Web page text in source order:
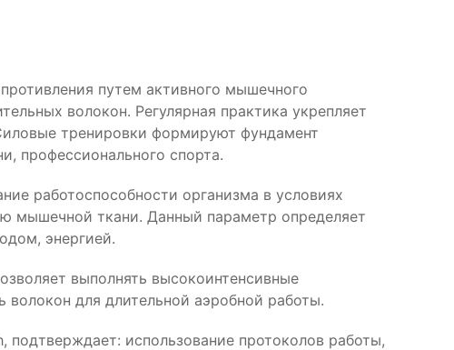
путем активного мышечного
волокон. Регулярная практика укрепляет
тренировки формируют фундамент
профессионального спорта.
работоспособности организма в условиях
мышечной ткани. Данный параметр определяет
энергией.
выполнять высокоинтенсивные
для длительной аэробной работы.
использование протоколов работы,